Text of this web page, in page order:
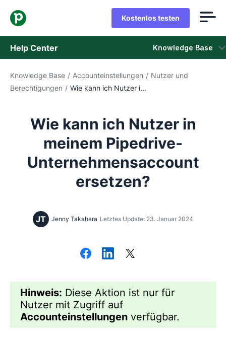
Kostenlos testen
Help Center Knowledge Base
Knowledge Base
Support kontaktieren
Knowledge Base / Accounteinstellungen / Nutzer und
Berechtigungen / Wie kann ich Nutzer i...
Wie kann ich Nutzer in
meinem Pipedrive-
Unternehmensaccount
ersetzen?
JT Jenny Takahara Letztes Update: 23. Januar 2024
Hinweis: Diese Aktion ist nur für
Nutzer mit Zugriff auf
Accounteinstellungen verfügbar.